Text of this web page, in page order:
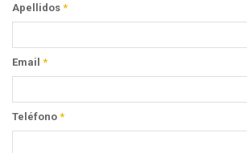
Apellidos *
Email *
Teléfono *